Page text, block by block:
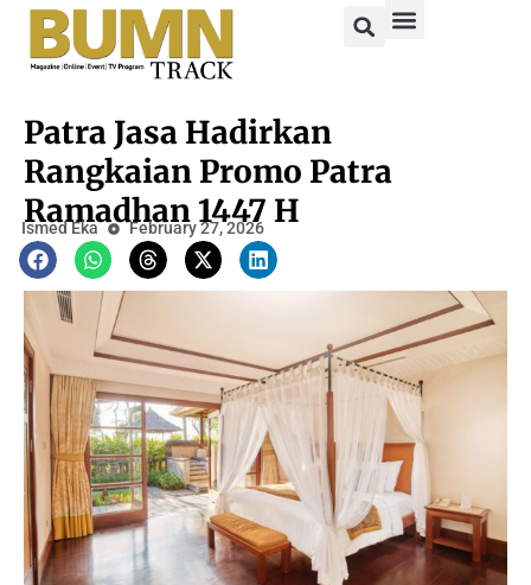
Patra Jasa Hadirkan
Rangkaian Promo Patra
Ramadhan 1447 H
Ismed Eka February 27, 2026